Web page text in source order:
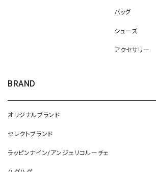
バッグ
シューズ
アクセサリー
BRAND
オリジナルブランド
セレクトブランド
ラッピンナイン/アンジェリコルーチェ